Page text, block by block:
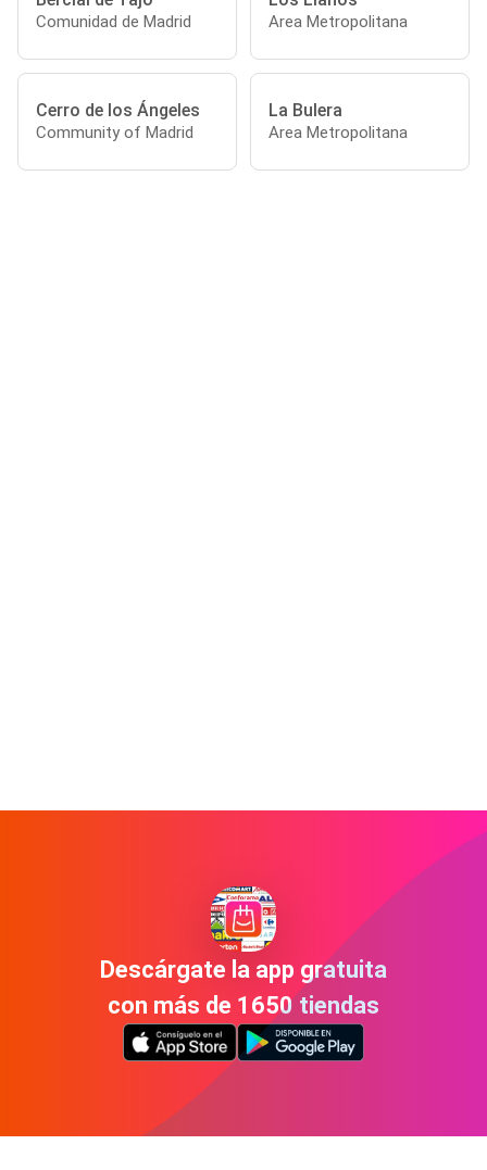
Comunidad de Madrid Area Metropolitana
Cerro de los Ángeles
Community of Madrid
La Bulera
Area Metropolitana
Descárgate la app gratuita
con más de 1650 tiendas